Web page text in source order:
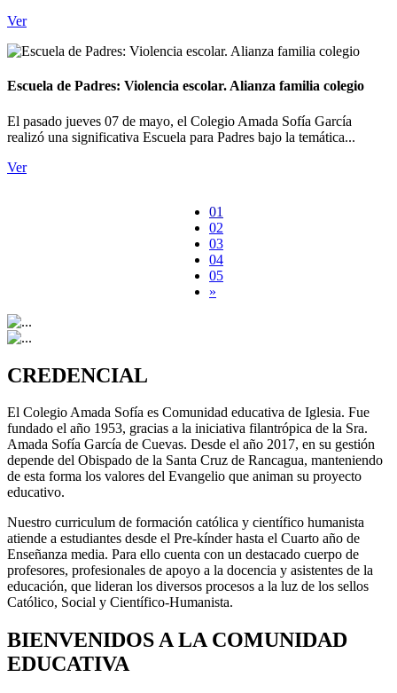
Ver
Escuela de Padres: Violencia escolar. Alianza familia colegio
El pasado jueves 07 de mayo, el Colegio Amada Sofía García
realizó una significativa Escuela para Padres bajo la temática...
Ver
01
02
03
04
05
»
CREDENCIAL
El Colegio Amada Sofía es Comunidad educativa de Iglesia. Fue
fundado el año 1953, gracias a la iniciativa filantrópica de la Sra.
Amada Sofía García de Cuevas. Desde el año 2017, en su gestión
depende del Obispado de la Santa Cruz de Rancagua, manteniendo
de esta forma los valores del Evangelio que animan su proyecto
educativo.
Nuestro curriculum de formación católica y científico humanista
atiende a estudiantes desde el Pre-kínder hasta el Cuarto año de
Enseñanza media. Para ello cuenta con un destacado cuerpo de
profesores, profesionales de apoyo a la docencia y asistentes de la
educación, que lideran los diversos procesos a la luz de los sellos
Católico, Social y Científico-Humanista.
BIENVENIDOS A LA COMUNIDAD
EDUCATIVA